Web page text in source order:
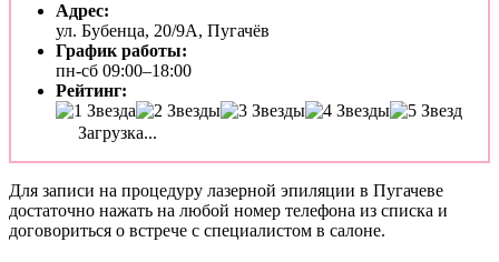
Адрес:
ул. Бубенца, 20/9А, Пугачёв
График работы:
пн-сб 09:00–18:00
Рейтинг:
Загрузка...
Для записи на процедуру лазерной эпиляции в Пугачеве
достаточно нажать на любой номер телефона из списка и
договориться о встрече с специалистом в салоне.